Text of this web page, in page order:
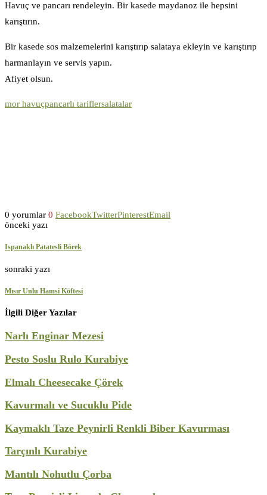
Havuç ve pancarı rendeleyin. Bir kasede maydanoz ile hepsini
karıştırın.
Bir kasede sos malzemelerini karıştırıp salataya ekleyin ve karıştırıp
harmanlayın ve servis yapın.
Afiyet olsun.
mor havuçpancarlı tariflersalatalar
0 yorumlar 0 FacebookTwitterPinterestEmail
önceki yazı
Ispanaklı Patatesli Börek
sonraki yazı
Mısır Unlu Hamsi Köftesi
İlgili Diğer Yazılar
Narlı Enginar Mezesi
Pesto Soslu Rulo Kurabiye
Elmalı Cheesecake Çörek
Kavurmalı ve Sucuklu Pide
Kaymaklı Taze Peynirli Renkli Biber Kavurması
Tarçınlı Kurabiye
Mantılı Nohutlu Çorba